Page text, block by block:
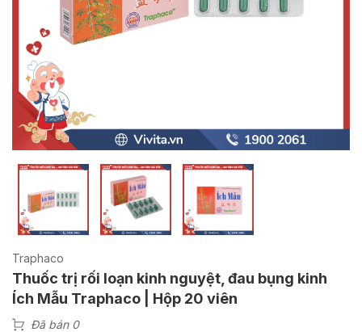
Traphaco
Thuốc trị rối loạn kinh nguyệt, đau bụng kinh
Ích Mẫu Traphaco | Hộp 20 viên
Đã bán 0